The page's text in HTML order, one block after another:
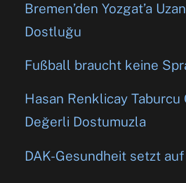
Bremen’den Yozgat’a
Dostluğu
Fußball braucht keine
Hasan Renklicay Taburcu
Değerli Dostumuzla
DAK-Gesundheit setzt